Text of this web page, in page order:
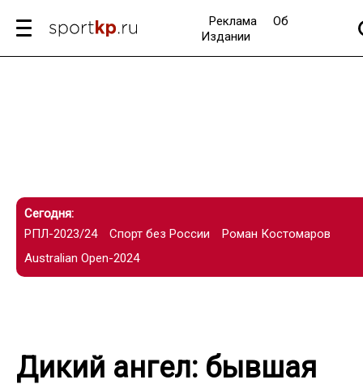
Реклама
Об
Издании
Сегодня:
РПЛ-2023/24
Спорт без России
Роман Костомаров
Australian Open-2024
Дикий ангел: бывшая